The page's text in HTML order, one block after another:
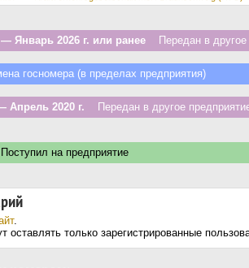
— Январь 2026 г. или ранее Передан в другое
госномера (в пределах предприятия)
Апрель 2020 г. Передан в другое
на предприятие
.
оставлять только зарегистрированные